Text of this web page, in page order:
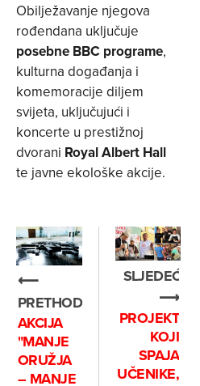
Obilježavanje njegova
rođendana uključuje
posebne BBC programe,
kulturna događanja i
komemoracije diljem
svijeta, uključujući i
koncerte u prestižnoj
dvorani Royal Albert Hall
te javne ekološke akcije.
⟵
PRETHODNO
AKCIJA
"MANJE
ORUŽJA
– MANJE
SLJEDEĆE
⟶
PROJEKT
KOJI
SPAJA
UČENIKE,